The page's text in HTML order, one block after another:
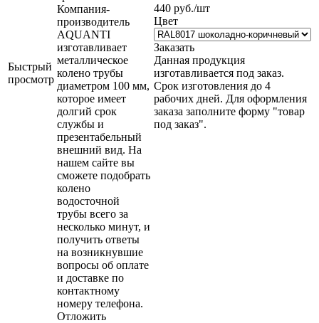
Быстрый
просмотр
Компания-
производитель
AQUANTI
изготавливает
металлическое
колено трубы
диаметром 100 мм,
которое имеет
долгий срок
службы и
презентабельный
внешний вид. На
нашем сайте вы
сможете подобрать
колено
водосточной
трубы всего за
несколько минут, и
получить ответы
на возникнувшие
вопросы об оплате
и доставке по
контактному
номеру телефона.
Отложить
440 руб./шт
Цвет
Заказать
Данная продукция
изготавливается под заказ.
Срок изготовления до 4
рабочих дней. Для оформления
заказа заполните форму "товар
под заказ".